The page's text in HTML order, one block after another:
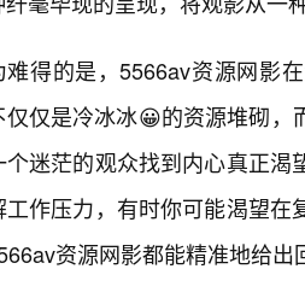
难得的是，5566av资源网影
仅是冷冰冰😀的资源堆砌
迷茫的观众找到内心真正
作压力，有时你可能渴望
资源网影都能精准地给出